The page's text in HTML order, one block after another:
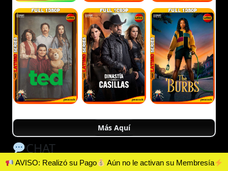
AVISO: Realizó su Pago Aún no le activan su Membresía
Más Aquí
CHAT